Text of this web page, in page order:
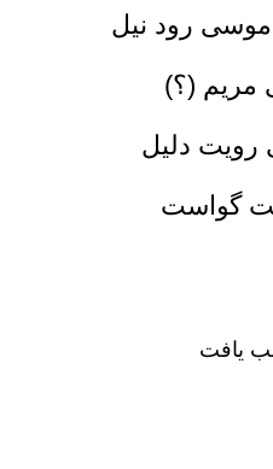
رود نیل‌
مریم (؟)
رویت دلیل‌
گواست‌
یافت‌